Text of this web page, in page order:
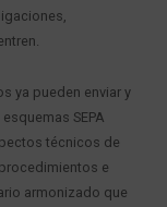
ya pueden enviar y
SEPA
técnicos de
e
armonizado que